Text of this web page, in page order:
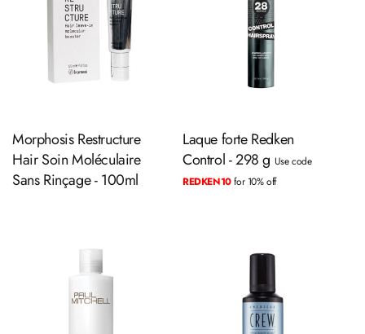
Morphosis Restructure
Hair Soin Moléculaire
Sans Rinçage - 100ml
Ajouter au panier
Laque forte Redken
Control - 298 g Use code
REDKEN10for 10% off